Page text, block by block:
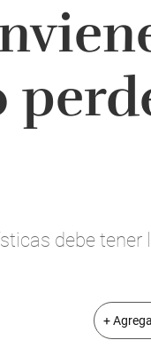
debe tener
+